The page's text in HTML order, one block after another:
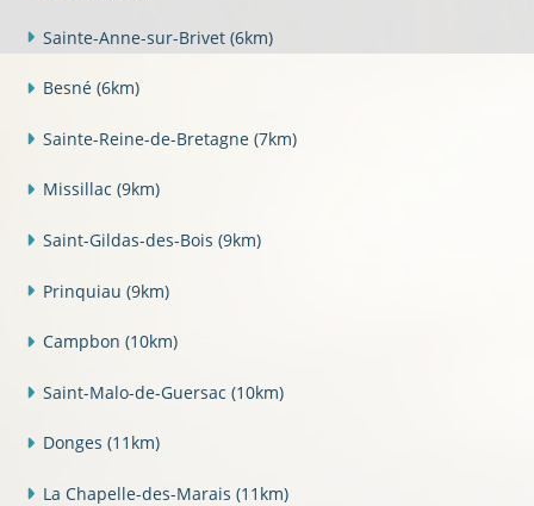
Sainte-Anne-sur-Brivet (6km)
Besné (6km)
Sainte-Reine-de-Bretagne (7km)
Missillac (9km)
Saint-Gildas-des-Bois (9km)
Prinquiau (9km)
Campbon (10km)
Saint-Malo-de-Guersac (10km)
Donges (11km)
La Chapelle-des-Marais (11km)